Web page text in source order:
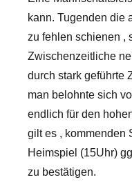
kann. Tugenden die
zu fehlen schienen ,
Zwischenzeitliche
durch stark geführte
man belohnte sich
endlich für den
gilt es , kommenden
Heimspiel (15Uhr)
zu bestätigen.